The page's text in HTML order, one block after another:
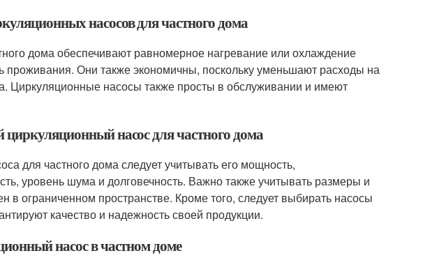
насосов для частного дома
дома обеспечивают равномерное нагревание или охлаждение
Они также экономичны, поскольку уменьшают расходы на
Циркуляционные насосы также просты в обслуживании и имеют
насос для частного дома
для частного дома следует учитывать его мощность,
уровень шума и долговечность. Важно также учитывать размеры и
в ограниченном пространстве. Кроме того, следует выбирать насосы
качество и надежность своей продукции.
насос в частном доме